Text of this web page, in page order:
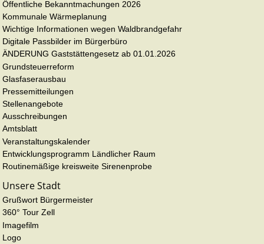
Öffentliche Bekanntmachungen 2026
Kommunale Wärmeplanung
Wichtige Informationen wegen Waldbrandgefahr
Digitale Passbilder im Bürgerbüro
ÄNDERUNG Gaststättengesetz ab 01.01.2026
Grundsteuerreform
Glasfaserausbau
Pressemitteilungen
Stellenangebote
Ausschreibungen
Amtsblatt
Veranstaltungskalender
Entwicklungsprogramm Ländlicher Raum
Routinemäßige kreisweite Sirenenprobe
Unsere Stadt
Grußwort Bürgermeister
360° Tour Zell
Imagefilm
Logo